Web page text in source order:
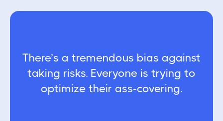
There’s a tremendous bias against
taking risks. Everyone is trying to
optimize their ass-covering.